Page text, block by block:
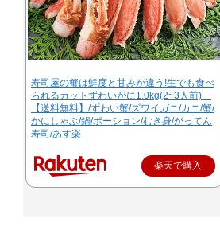
寿司屋の蟹は鮮度と甘みが違う!生でも食べ
られるカットずわいがに1.0kg(2~3人前)
【送料無料】/ずわい蟹/ズワイガニ/カニ/蟹/
かにしゃぶ/鍋/ポーション/むき身/がってん
寿司/あす楽
楽天で購入